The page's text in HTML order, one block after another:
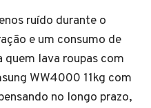
ruído durante o
e um consumo de
quem lava roupas com
WW4000 11kg com
no longo prazo,